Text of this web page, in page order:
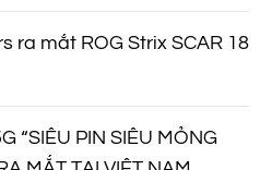
ra mắt ROG Strix SCAR 18
“SIÊU PIN SIÊU MỎNG